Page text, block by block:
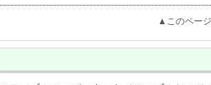
▲このペー